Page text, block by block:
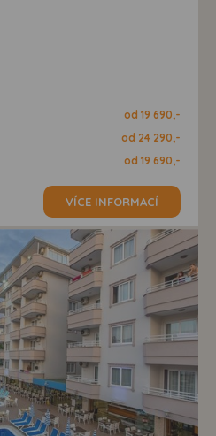
od 19 690,-
od 24 290,-
od 19 690,-
VÍCE INFORMACÍ